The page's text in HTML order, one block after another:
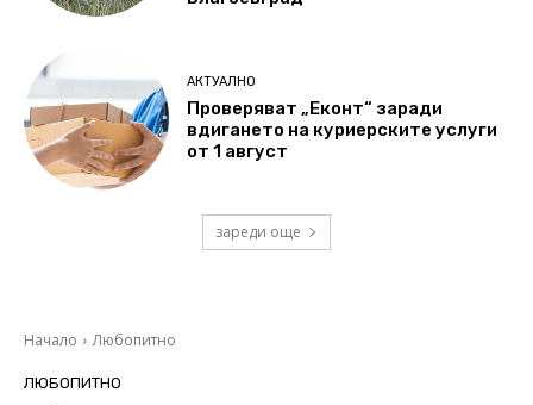
АКТУАЛНО
Проверяват „Еконт“ заради
вдигането на куриерските услуги
от 1 август
зареди още